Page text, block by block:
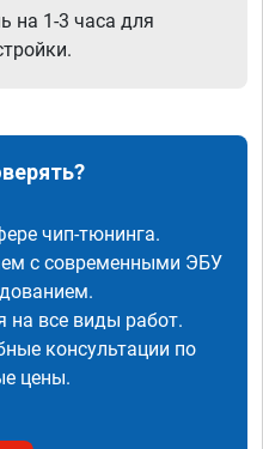
на 1-3 часа для
чип-тюнинга.
с современными ЭБУ
на все виды работ.
консультации по
цены.